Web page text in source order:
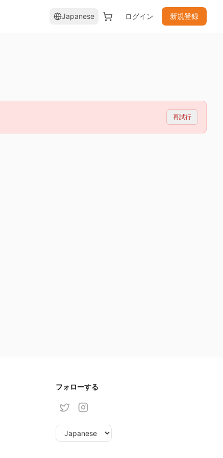
Japanese ログイン 新規登録
再試行
フォローする